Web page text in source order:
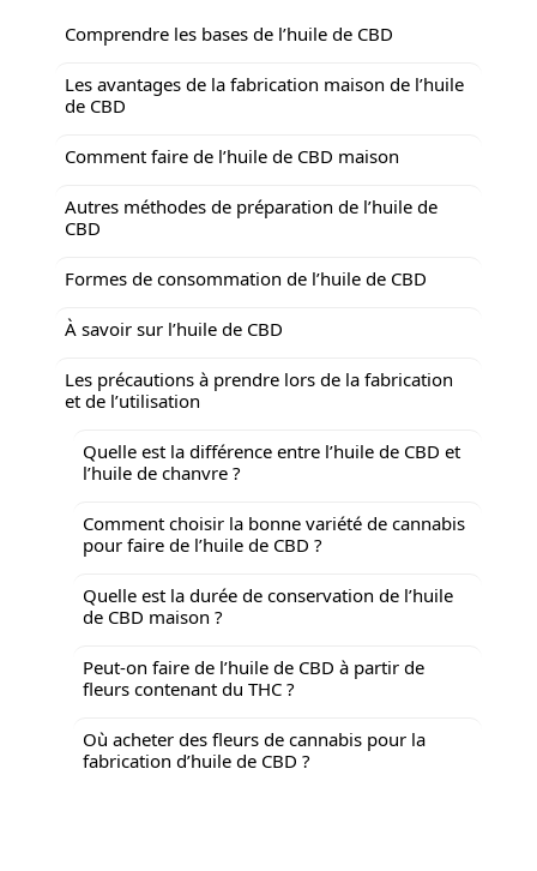
Comprendre les bases de l’huile de CBD
Les avantages de la fabrication maison de l’huile
de CBD
Comment faire de l’huile de CBD maison
Autres méthodes de préparation de l’huile de
CBD
Formes de consommation de l’huile de CBD
À savoir sur l’huile de CBD
Les précautions à prendre lors de la fabrication
et de l’utilisation
Quelle est la différence entre l’huile de CBD et
l’huile de chanvre ?
Comment choisir la bonne variété de cannabis
pour faire de l’huile de CBD ?
Quelle est la durée de conservation de l’huile
de CBD maison ?
Peut-on faire de l’huile de CBD à partir de
fleurs contenant du THC ?
Où acheter des fleurs de cannabis pour la
fabrication d’huile de CBD ?